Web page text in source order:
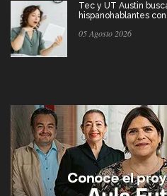
Tec y UT Austin
hispanohablantes
05 Agosto 2026